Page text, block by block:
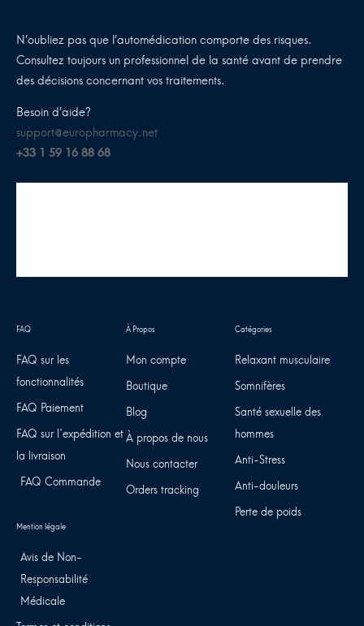
N’oubliez pas que l’automédication comporte des risques.
Consultez toujours un professionnel de la santé avant de prendre
des décisions concernant vos traitements.
Besoin d’aide?
support@europharmacy.net
+33 1 59 16 88 68
FAQ sur les
fonctionnalités
FAQ Paiement
FAQ sur l'expédition et
la livraison
FAQ Commande
Mon compte
Boutique
Blog
À propos de nous
Nous contacter
Orders tracking
Relaxant musculaire
Somnifères
Santé sexuelle des
hommes
Anti-Stress
Anti-douleurs
Perte de poids
Avis de Non-
Responsabilité
Médicale